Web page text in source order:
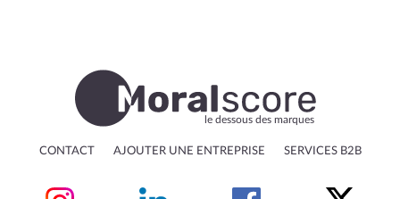
le dessous des marques
CONTACT AJOUTER UNE ENTREPRISE SERVICES B2B